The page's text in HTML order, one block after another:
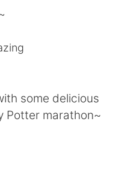
some delicious
Potter marathon~